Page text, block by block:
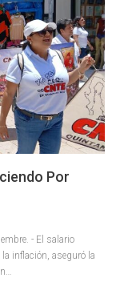
Por
- El salario
inflación, aseguró la
…